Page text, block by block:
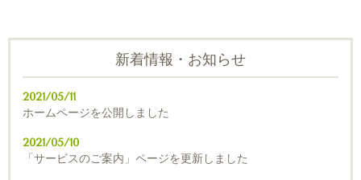
新着情報・お知らせ
2021/05/11
ホームページを公開しました
2021/05/10
「サービスのご案内」ページを更新しました